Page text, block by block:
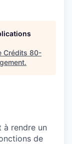
Crédits 80-
.
à rendre un
de